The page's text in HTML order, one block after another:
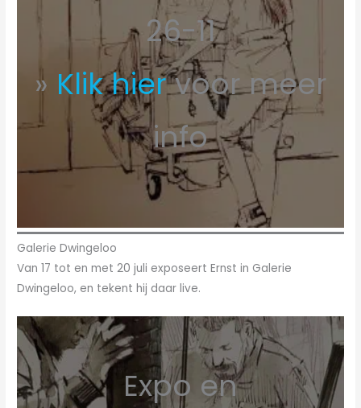
26-11
» Klik hiervoor meer
info
Galerie Dwingeloo
Van 17 tot en met 20 juli exposeert Ernst in Galerie
Dwingeloo, en tekent hij daar live.
Expo en